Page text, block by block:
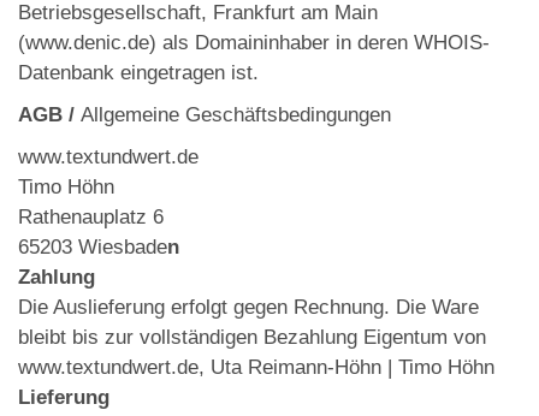
Betriebsgesellschaft, Frankfurt am Main
(www.denic.de) als Domaininhaber in deren WHOIS-
Datenbank eingetragen ist.
AGB / Allgemeine Geschäftsbedingungen
www.textundwert.de
Timo Höhn
Rathenauplatz 6
65203 Wiesbaden
Zahlung
Die Auslieferung erfolgt gegen Rechnung. Die Ware
bleibt bis zur vollständigen Bezahlung Eigentum von
www.textundwert.de, Uta Reimann-Höhn | Timo Höhn
Lieferung